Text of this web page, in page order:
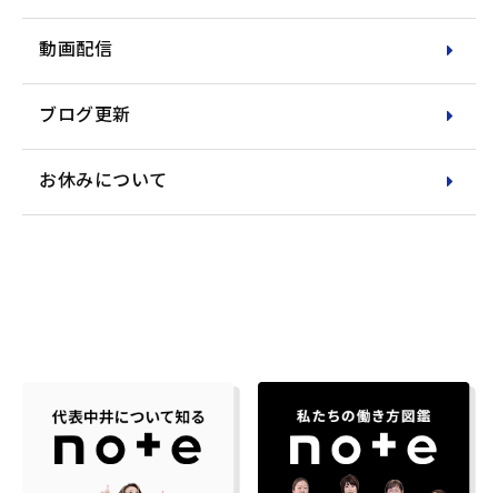
動画配信
ブログ更新
お休みについて